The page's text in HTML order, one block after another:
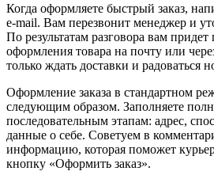
Когда оформляете быстрый заказ,
e-mail. Вам перезвонит менеджер и
По результатам разговора вам
оформления товара на почту или
только ждать доставки и радоваться
Оформление заказа в стандартном
следующим образом. Заполняете
последовательным этапам: адрес,
данные о себе. Советуем в
информацию, которая поможет
кнопку «Оформить заказ».